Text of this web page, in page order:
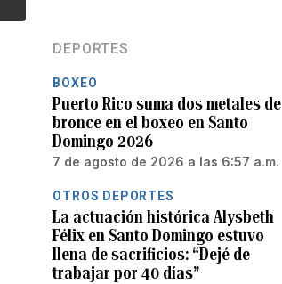
DEPORTES
BOXEO
Puerto Rico suma dos metales de
bronce en el boxeo en Santo
Domingo 2026
7 de agosto de 2026 a las 6:57 a.m.
OTROS DEPORTES
La actuación histórica Alysbeth
Félix en Santo Domingo estuvo
llena de sacrificios: “Dejé de
trabajar por 40 días”